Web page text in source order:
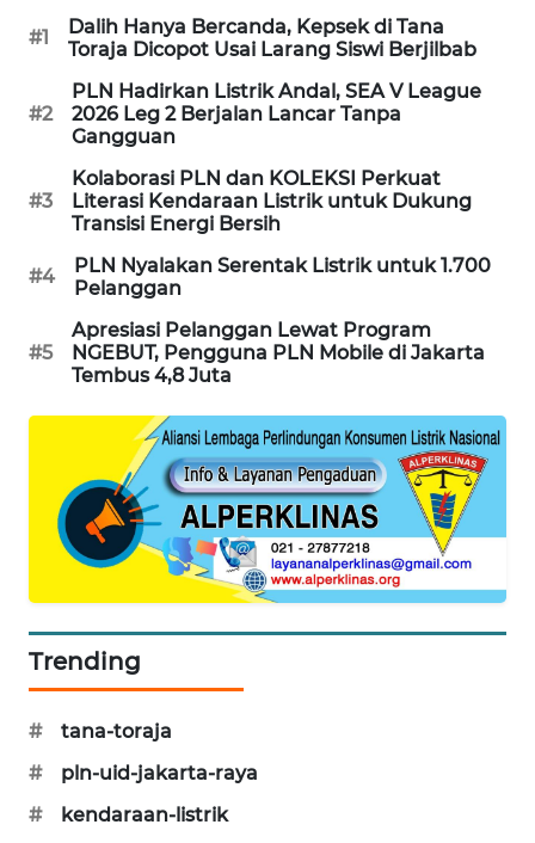
#1
Dalih Hanya Bercanda, Kepsek di Tana
Toraja Dicopot Usai Larang Siswi Berjilbab
#2
PLN Hadirkan Listrik Andal, SEA V League
2026 Leg 2 Berjalan Lancar Tanpa
Gangguan
#3
Kolaborasi PLN dan KOLEKSI Perkuat
Literasi Kendaraan Listrik untuk Dukung
Transisi Energi Bersih
#4
PLN Nyalakan Serentak Listrik untuk 1.700
Pelanggan
#5
Apresiasi Pelanggan Lewat Program
NGEBUT, Pengguna PLN Mobile di Jakarta
Tembus 4,8 Juta
Trending
#
tana-toraja
#
pln-uid-jakarta-raya
#
kendaraan-listrik
WAHANA
SELEB
WAHANA
PERSONA
WAHANA
OTOMOTIF
WAHANA
WAHANA
WISATA
LAPAK
WAHANA
Network
KONSUMEN
LISTRIK
KELISTRIKAN